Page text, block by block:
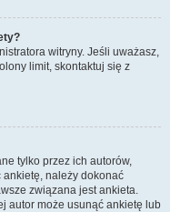
witryny. Jeśli uważasz,
limit, skontaktuj się z
tylko przez ich autorów,
ankietę, należy dokonać
związana jest ankieta.
autor może usunąć ankietę lub